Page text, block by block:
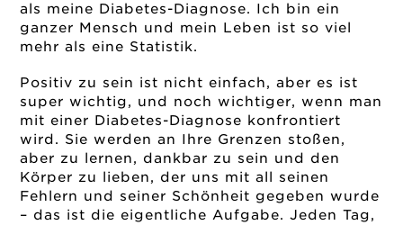
als meine Diabetes-Diagnose. Ich bin ein
ganzer Mensch und mein Leben ist so viel
mehr als eine Statistik.
Positiv zu sein ist nicht einfach, aber es ist
super wichtig, und noch wichtiger, wenn man
mit einer Diabetes-Diagnose konfrontiert
wird. Sie werden an Ihre Grenzen stoßen,
aber zu lernen, dankbar zu sein und den
Körper zu lieben, der uns mit all seinen
Fehlern und seiner Schönheit gegeben wurde
– das ist die eigentliche Aufgabe. Jeden Tag,